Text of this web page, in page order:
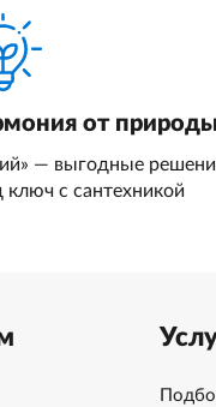
от
— выгодные
с сантехникой